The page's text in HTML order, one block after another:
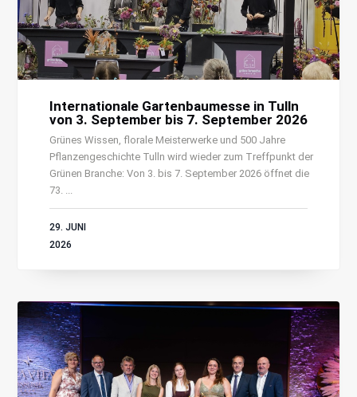
Internationale Gartenbaumesse in Tulln
von 3. September bis 7. September 2026
Grünes Wissen, florale Meisterwerke und 500 Jahre
Pflanzengeschichte Tulln wird wieder zum Treffpunkt der
Grünen Branche: Von 3. bis 7. September 2026 öffnet die
73. ...
29. JUNI
2026